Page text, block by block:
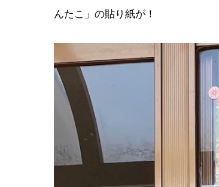
んたこ」の貼り紙が！